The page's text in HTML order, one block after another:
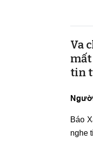
Va
mất
tin
Báo
nghe